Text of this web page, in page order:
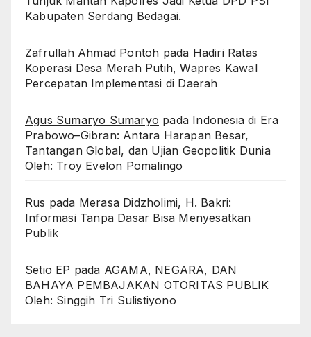
Kabupaten Serdang Bedagai. ‎ ‎
Zafrullah Ahmad Pontoh pada Hadiri Ratas
Koperasi Desa Merah Putih, Wapres Kawal
Percepatan Implementasi di Daerah
Agus Sumaryo Sumaryo pada Indonesia di Era
Prabowo–Gibran: Antara Harapan Besar,
Tantangan Global, dan Ujian Geopolitik Dunia
Oleh: Troy Evelon Pomalingo
Rus pada Merasa Didzholimi, H. Bakri:
Informasi Tanpa Dasar Bisa Menyesatkan
Publik
Setio EP pada AGAMA, NEGARA, DAN
BAHAYA PEMBAJAKAN OTORITAS PUBLIK
Oleh: Singgih Tri Sulistiyono